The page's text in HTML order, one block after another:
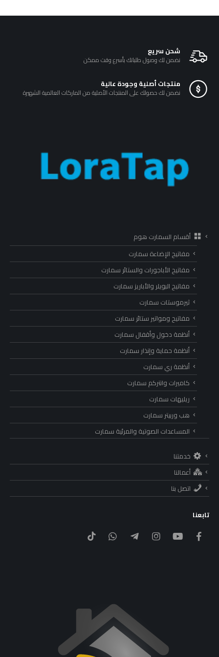
شحن سريع
نضمن لك وصول طلباتك بأسرع وقت ممكن
منتجات أصلية وجودة عالية
نضمن لك حصولك على المنتجات الأصلية من الماركات العالمية الشهيرة
أقسام السمارت هوم
مفاتيح الإضاءة سمارت
مفاتيح الأباجورات والستائر سمارت
مفاتيح البويلر والأباريز سمارت
ثيرموستات سمارت
مفاتيح ومواتير ستائر سمارت
أنظمة دخول وأقفال سمارت
أنظمة حماية وإنذار سمارت
أنظمة ري سمارت
كاميرات وانتركم سمارت
ريليهات سمارت
هب وربيتر سمارت
المساعدات الصوتية والمرئية سمارت
خدمتنا
أعمالنا
اتصل بنا
تابعنا